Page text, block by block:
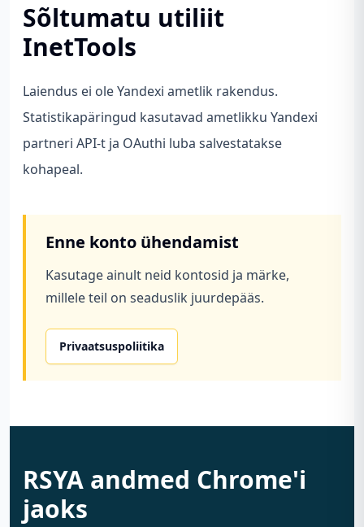
Sõltumatu utiliit
InetTools
Laiendus ei ole Yandexi ametlik rakendus.
Statistikapäringud kasutavad ametlikku Yandexi
partneri API-t ja OAuthi luba salvestatakse
kohapeal.
Enne konto ühendamist
Kasutage ainult neid kontosid ja märke,
millele teil on seaduslik juurdepääs.
Privaatsuspoliitika
RSYA andmed Chrome'i
jaoks